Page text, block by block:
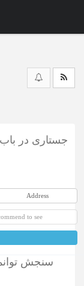
جستاری در
Address
to see
سنجش